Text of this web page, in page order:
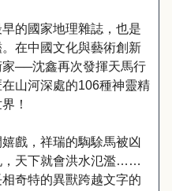
的國家地理雜誌，也是
在中國文化與藝術創新
──沈鑫再次發揮天馬行
山河深處的106種神靈精
！
戲，祥瑞的騊駼馬被凶
，天下就會洪水氾濫……
奇特的異獸跨越文字的